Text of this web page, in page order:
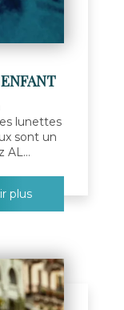
lunettes
sont un
AL...
plus